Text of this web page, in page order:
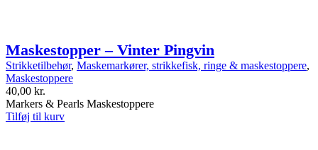
Maskestopper – Vinter Pingvin
Strikketilbehør, Maskemarkører, strikkefisk, ringe & maskestoppere,
Maskestoppere
40,00 kr.
Markers & Pearls Maskestoppere
Tilføj til kurv